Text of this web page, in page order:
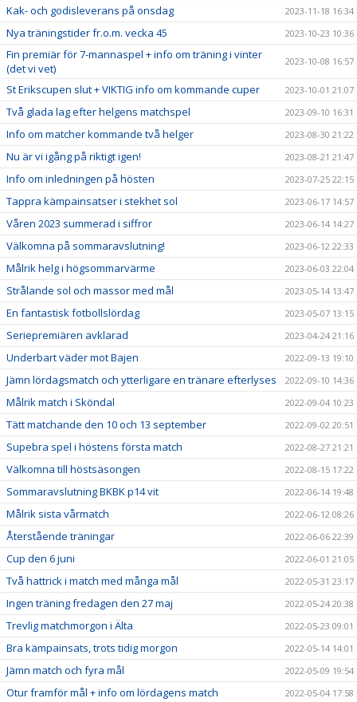
Kak- och godisleverans på onsdag 2023-11-18 16:34
Nya träningstider fr.o.m. vecka 45 2023-10-23 10:36
Fin premiär för 7-mannaspel + info om träning i vinter
(det vi vet)
2023-10-08 16:57
St Erikscupen slut + VIKTIG info om kommande cuper 2023-10-01 21:07
Två glada lag efter helgens matchspel 2023-09-10 16:31
Info om matcher kommande två helger 2023-08-30 21:22
Nu är vi igång på riktigt igen! 2023-08-21 21:47
Info om inledningen på hösten 2023-07-25 22:15
Tappra kämpainsatser i stekhet sol 2023-06-17 14:57
Våren 2023 summerad i siffror 2023-06-14 14:27
Välkomna på sommaravslutning! 2023-06-12 22:33
Målrik helg i högsommarvärme 2023-06-03 22:04
Strålande sol och massor med mål 2023-05-14 13:47
En fantastisk fotbollslördag 2023-05-07 13:15
Seriepremiären avklarad 2023-04-24 21:16
Underbart väder mot Bajen 2022-09-13 19:10
Jämn lördagsmatch och ytterligare en tränare efterlyses 2022-09-10 14:36
Målrik match i Sköndal 2022-09-04 10:23
Tätt matchande den 10 och 13 september 2022-09-02 20:51
Supebra spel i höstens första match 2022-08-27 21:21
Välkomna till höstsäsongen 2022-08-15 17:22
Sommaravslutning BKBK p14 vit 2022-06-14 19:48
Målrik sista vårmatch 2022-06-12 08:26
Återstående träningar 2022-06-06 22:39
Cup den 6 juni 2022-06-01 21:05
Två hattrick i match med många mål 2022-05-31 23:17
Ingen träning fredagen den 27 maj 2022-05-24 20:38
Trevlig matchmorgon i Älta 2022-05-23 09:01
Bra kämpainsats, trots tidig morgon 2022-05-14 14:01
Jämn match och fyra mål 2022-05-09 19:54
Otur framför mål + info om lördagens match 2022-05-04 17:58